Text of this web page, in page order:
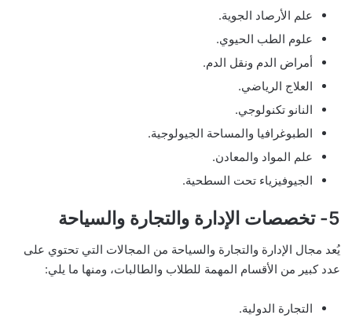
علم الأرصاد الجوية.
علوم الطب الحيوي.
أمراض الدم ونقل الدم.
العلاج الرياضي.
النانو تكنولوجي.
الطبوغرافيا والمساحة الجيولوجية.
علم المواد والمعادن.
الجيوفيزياء تحت السطحية.
5- تخصصات الإدارة والتجارة والسياحة
يُعد مجال الإدارة والتجارة والسياحة من المجالات التي تحتوي على
عدد كبير من الأقسام المهمة للطلاب والطالبات، ومنها ما يلي:
التجارة الدولية.